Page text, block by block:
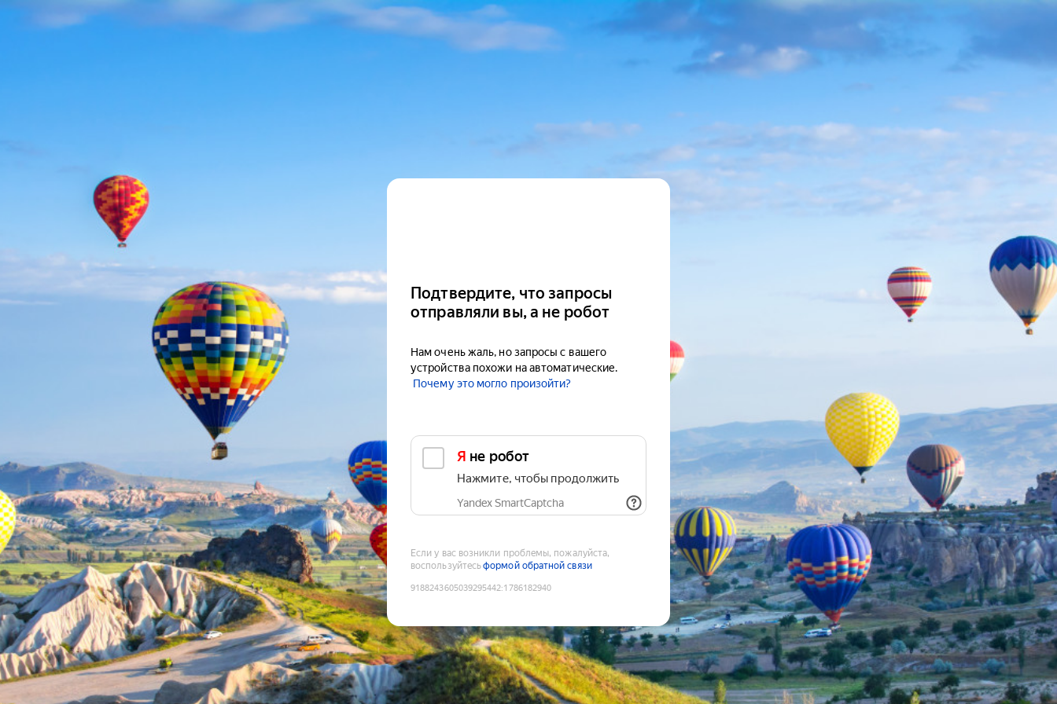
Подтвердите, что запросы
отправляли вы, а не робот
Нам очень жаль, но запросы с вашего
устройства похожи на автоматические.
Почему это могло произойти?
Я не робот
Нажмите, чтобы продолжить
Yandex SmartCaptcha
Если у вас возникли проблемы, пожалуйста,
воспользуйтесьформой обратной связи
9188243605039295442:1786182940